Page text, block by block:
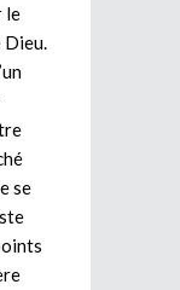
le
Dieu.
se